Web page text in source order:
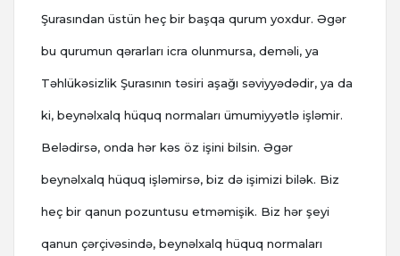
Şurasından üstün heç bir başqa qurum yoxdur. Əgər
bu qurumun qərarları icra olunmursa, deməli, ya
Təhlükəsizlik Şurasının təsiri aşağı səviyyədədir, ya da
ki, beynəlxalq hüquq normaları ümumiyyətlə işləmir.
Belədirsə, onda hər kəs öz işini bilsin. Əgər
beynəlxalq hüquq işləmirsə, biz də işimizi bilək. Biz
heç bir qanun pozuntusu etməmişik. Biz hər şeyi
qanun çərçivəsində, beynəlxalq hüquq normaları